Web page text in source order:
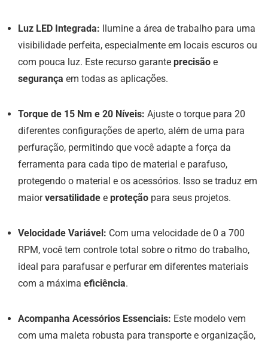
Luz LED Integrada: Ilumine a área de trabalho para uma
visibilidade perfeita, especialmente em locais escuros ou
com pouca luz. Este recurso garante precisão e
segurança em todas as aplicações.
Torque de 15 Nm e 20 Níveis: Ajuste o torque para 20
diferentes configurações de aperto, além de uma para
perfuração, permitindo que você adapte a força da
ferramenta para cada tipo de material e parafuso,
protegendo o material e os acessórios. Isso se traduz em
maiorversatilidade e proteção para seus projetos.
Velocidade Variável: Com uma velocidade de 0 a 700
RPM, você tem controle total sobre o ritmo do trabalho,
ideal para parafusar e perfurar em diferentes materiais
com a máxima eficiência.
Acompanha Acessórios Essenciais: Este modelo vem
com uma maleta robusta para transporte e organização,